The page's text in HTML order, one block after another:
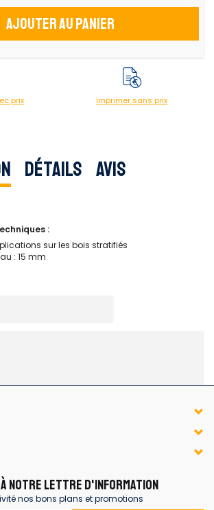
Ajouter au panier
prix Imprimer sans prix
Détails Avis
:
sur les bois stratifiés
: 15 mm
NOTRE LETTRE D'INFORMATION
nos bons plans et promotions